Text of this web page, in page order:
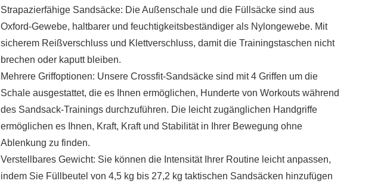
Strapazierfähige Sandsäcke: Die Außenschale und die Füllsäcke sind aus
Oxford-Gewebe, haltbarer und feuchtigkeitsbeständiger als Nylongewebe. Mit
sicherem Reißverschluss und Klettverschluss, damit die Trainingstaschen nicht
brechen oder kaputt bleiben.
Mehrere Griffoptionen: Unsere Crossfit-Sandsäcke sind mit 4 Griffen um die
Schale ausgestattet, die es Ihnen ermöglichen, Hunderte von Workouts während
des Sandsack-Trainings durchzuführen. Die leicht zugänglichen Handgriffe
ermöglichen es Ihnen, Kraft, Kraft und Stabilität in Ihrer Bewegung ohne
Ablenkung zu finden.
Verstellbares Gewicht: Sie können die Intensität Ihrer Routine leicht anpassen,
indem Sie Füllbeutel von 4,5 kg bis 27,2 kg taktischen Sandsäcken hinzufügen